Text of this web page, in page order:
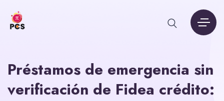
Préstamos de emergencia sin
verificación de Fidea crédito: